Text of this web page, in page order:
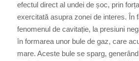
efectul direct al undei de șoc, prin
exercitată asupra zonei de interes. În
fenomenul de cavitație, la presiuni
în formarea unor bule de gaz, care
mare. Aceste bule se sparg,